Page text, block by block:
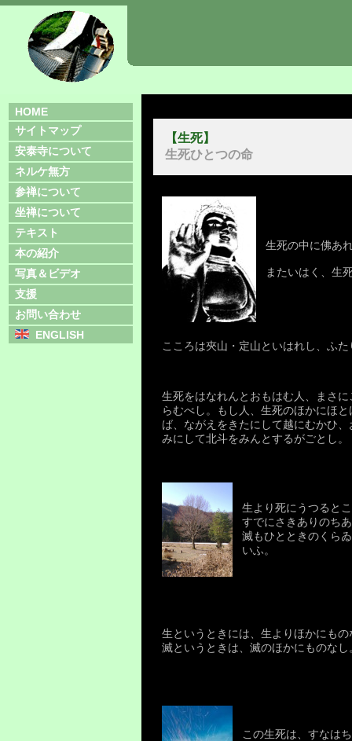
HOME
サイトマップ
安泰寺について
ネルケ無方
参禅について
坐禅について
テキスト
本の紹介
写真＆ビデオ
支援
お問い合わせ
ENGLISH
【生死】
生死ひとつの命
生死の中に佛あ
またいはく、生
こころは夾山・定山といはれし、ふ
生死をはなれんとおもはむ人、まさ
らむべし。もし人、生死のほかにほ
ば、ながえをきたにして越にむかひ
みにして北斗をみんとするがごとし。
生より死にうつると
すでにさきありのち
滅もひとときのくら
いふ。
生というときには、生よりほかにもの
滅というときは、滅のほかにものなし
この生死は、すなは